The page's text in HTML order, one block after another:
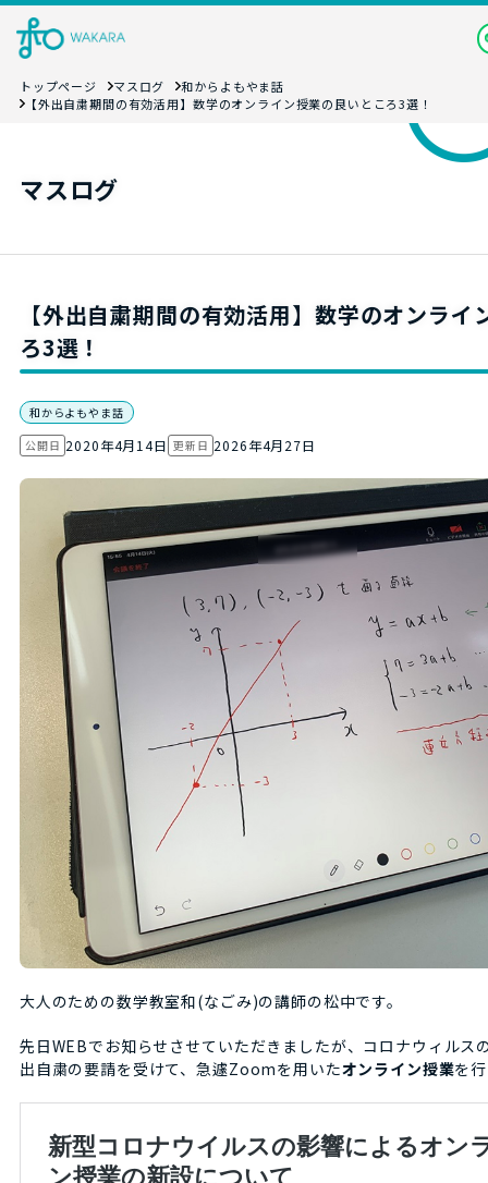
トップページ マスログ
和からよもやま話
【外出自粛期間の有効活用】数学のオンライン授業の良いところ3選！
マスログ
【外出自粛期間の有効活用】数学のオンライ
ろ3選！
和からよもやま話
公開日 2020年4月14日 更新日 2026年4月27日
大人のための数学教室和(なごみ)の講師の松中です。
先日WEBでお知らせさせていただきましたが、コロナウィルス
出自粛の要請を受けて、急遽Zoomを用いたオンライン授業を